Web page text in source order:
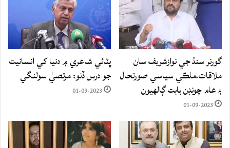
گورنر سنڌ جي نوازشريف سان
ملاقات،ملڪي سياسي صورتحال
۽ عام چونڊن بابت ڳالهيون
01-09-2023
ڀٽائي شاعري ۾ دنيا کي انسانيت
جو درس ڏنو: مرتصيٰ سولنگي
01-09-2023